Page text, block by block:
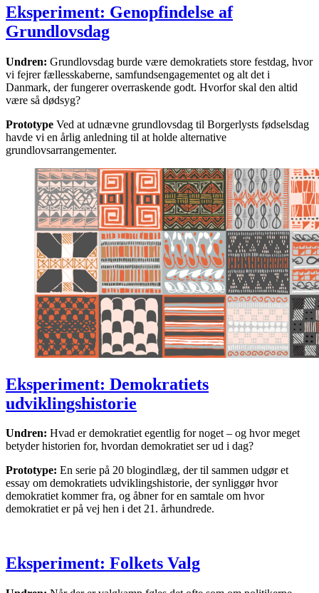
Eksperiment: Genopfindelse af
Grundlovsdag
Undren: Grundlovsdag burde være demokratiets store festdag, hvor
vi fejrer fællesskaberne, samfundsengagementet og alt det i
Danmark, der fungerer overraskende godt. Hvorfor skal den altid
være så dødsyg?
Prototype Ved at udnævne grundlovsdag til Borgerlysts fødselsdag
havde vi en årlig anledning til at holde alternative
grundlovsarrangementer.
Eksperiment: Demokratiets
udviklingshistorie
Undren: Hvad er demokratiet egentlig for noget – og hvor meget
betyder historien for, hvordan demokratiet ser ud i dag?
Prototype: En serie på 20 blogindlæg, der til sammen udgør et
essay om demokratiets udviklingshistorie, der synliggør hvor
demokratiet kommer fra, og åbner for en samtale om hvor
demokratiet er på vej hen i det 21. århundrede.
Eksperiment: Folkets Valg